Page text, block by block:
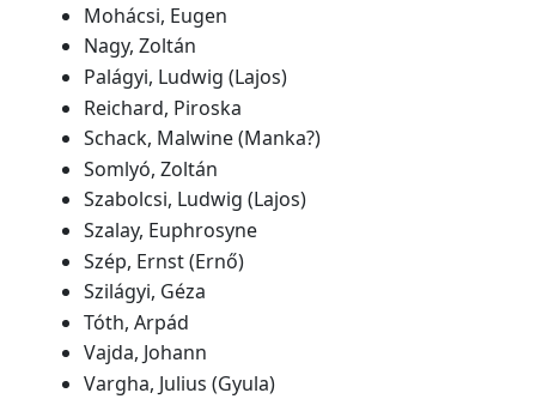
Mohácsi, Eugen
Nagy, Zoltán
Palágyi, Ludwig (Lajos)
Reichard, Piroska
Schack, Malwine (Manka?)
Somlyó, Zoltán
Szabolcsi, Ludwig (Lajos)
Szalay, Euphrosyne
Szép, Ernst (Ernő)
Szilágyi, Géza
Tóth, Arpád
Vajda, Johann
Vargha, Julius (Gyula)